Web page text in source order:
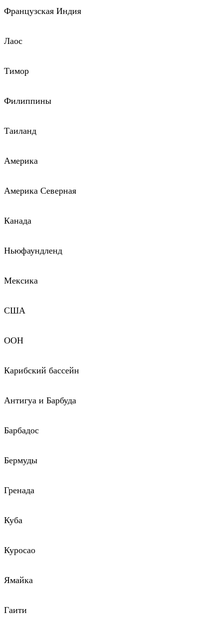
Французская Индия
Лаос
Тимор
Филиппины
Таиланд
Америка
Америка Северная
Канада
Ньюфаундленд
Мексика
США
ООН
Карибский бассейн
Антигуа и Барбуда
Барбадос
Бермуды
Гренада
Куба
Куросао
Ямайка
Гаити